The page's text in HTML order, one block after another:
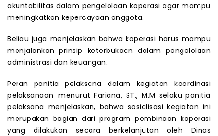
akuntabilitas dalam pengelolaan koperasi agar mampu
meningkatkan kepercayaan anggota.
Beliau juga menjelaskan bahwa koperasi harus mampu
menjalankan prinsip keterbukaan dalam pengelolaan
administrasi dan keuangan.
Peran panitia pelaksana dalam kegiatan koordinasi
pelaksanaan, menurut Fariana, ST., M.M selaku panitia
pelaksana menjelaskan, bahwa sosialisasi kegiatan ini
merupakan bagian dari program pembinaan koperasi
yang dilakukan secara berkelanjutan oleh Dinas